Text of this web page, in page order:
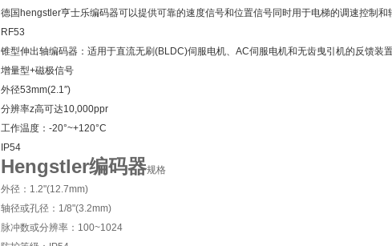
德国hengstler亨士乐编码器可以提供可靠的速度信号和位置信号同时用于电梯的调速控制
RF53
锥型伸出轴编码器：适用于直流无刷(BLDC)伺服电机、AC伺服电机和无齿曳引机的反馈装
增量型+磁极信号
外径53mm(2.1″)
分辨率z高可达10,000ppr
工作温度：-20°~+120°C
IP54
Hengstler编码器规格
外径：1.2"(12.7mm)
轴径或孔径：1/8"(3.2mm)
脉冲数或分辨率：100~1024